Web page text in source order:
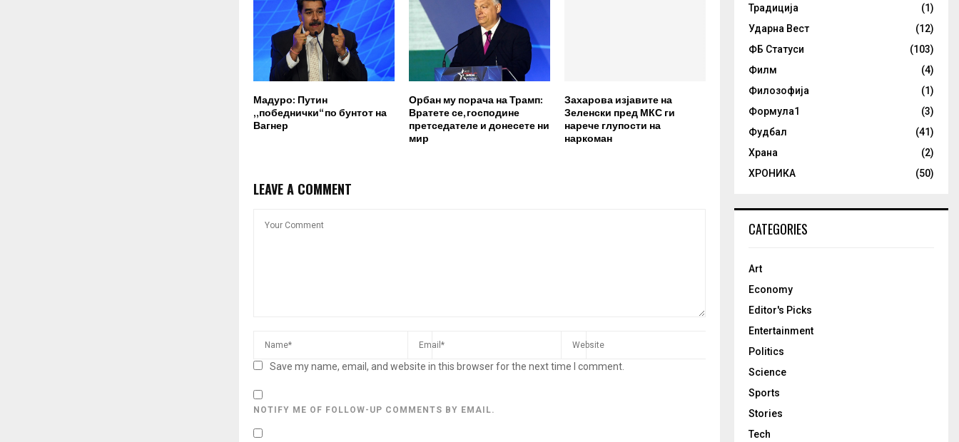
Мадуро: Путин
„победнички“ по бунтот на
Вагнер
Орбан му порача на Трамп:
Вратете се, господине
претседателе и донесете ни
мир
Захарова изјавите на
Зеленски пред МКС ги
нарече глупости на
наркоман
LEAVE A COMMENT
Save my name, email, and website in this browser for the next time I comment.
NOTIFY ME OF FOLLOW-UP COMMENTS BY EMAIL.
Традиција
(1)
Ударна Вест
(12)
ФБ Статуси
(103)
Филм
(4)
Филозофија
(1)
Формула1
(3)
Фудбал
(41)
Храна
(2)
ХРОНИКА
(50)
CATEGORIES
Art
Economy
Editor's Picks
Entertainment
Politics
Science
Sports
Stories
Tech